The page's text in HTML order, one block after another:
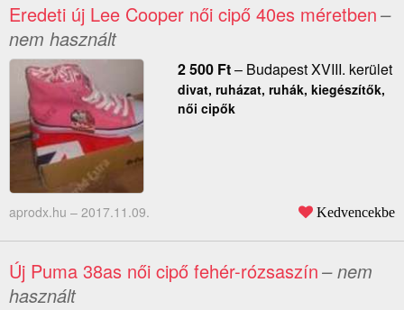
Eredeti új Lee Cooper női cipő 40es méretben–
nem használt
2 500 Ft– Budapest XVIII. kerület
divat, ruházat, ruhák, kiegészítők,
női cipők
aprodx.hu – 2017.11.09. Kedvencekbe
Új Puma 38as női cipő fehér-rózsaszín– nem
használt